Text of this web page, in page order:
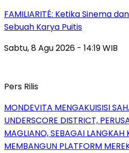
FAMILIARITÉ: Ketika Sinema
Sebuah Karya Puitis
Sabtu, 8 Agu 2026 - 14:19 WIB
Pers Rilis
MONDEVITA MENGAKUISISI
UNDERSCORE DISTRICT,
MAGLIANO, SEBAGAI LANGKAH
MEMBANGUN PLATFORM